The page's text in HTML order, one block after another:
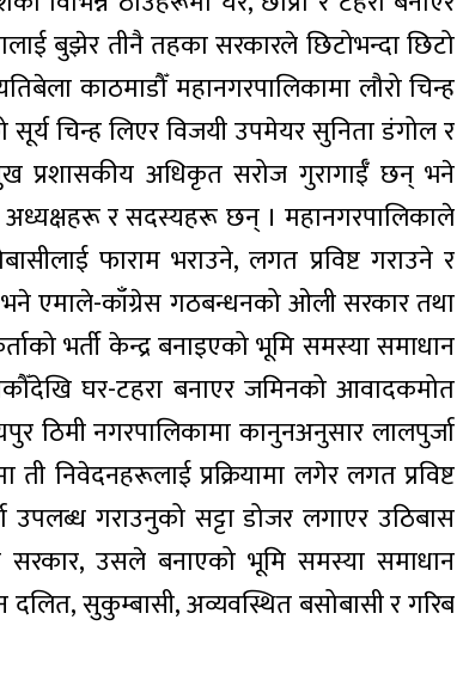
बुझेर तीनै तहका सरकारले छिटोभन्दा छिटो
काठमाडौँ महानगरपालिकामा लौरो चिन्ह
चिन्ह लिएर विजयी उपमेयर सुनिता डंगोल र
प्रशासकीय अधिकृत सरोज गुरागाईँ छन् भने
अध्यक्षहरू र सदस्यहरू छन् । महानगरपालिकाले
फाराम भराउने, लगत प्रविष्ट गराउने र
एमाले-काँग्रेस गठबन्धनको ओली सरकार तथा
भर्ती केन्द्र बनाइएको भूमि समस्या समाधान
घर-टहरा बनाएर जमिनको आवादकमोत
ठिमी नगरपालिकामा कानुनअनुसार लालपुर्जा
निवेदनहरूलाई प्रक्रियामा लगेर लगत प्रविष्ट
गराउनुको सट्टा डोजर लगाएर उठिबास
उसले बनाएको भूमि समस्या समाधान
सुकुम्बासी, अव्यवस्थित बसोबासी र गरिब